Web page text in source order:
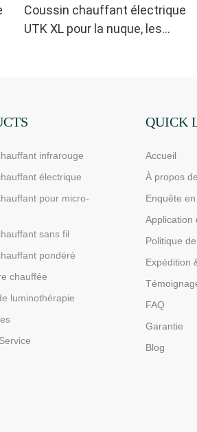
Coussin chauffant électrique
UTK XL pour la nuque, les
infrarouge
électrique
pour micro-
sans fil
pondéré
chauffée
luminothérapie
QUICK
Accueil
À propos
Enquête
Application
Politique
Expédition
FAQ
Garantie
Blog